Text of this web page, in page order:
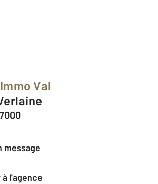
Immo Val
message
à l'agence